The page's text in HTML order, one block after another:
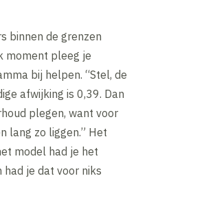
binnen de grenzen
moment pleeg je
bij helpen. “Stel, de
afwijking is 0,39. Dan
plegen, want voor
lang zo liggen.” Het
model had je het
je dat voor niks